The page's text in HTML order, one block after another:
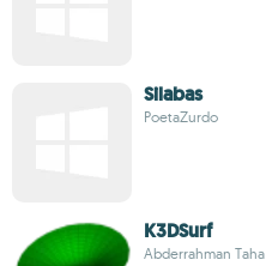
Silabas
PoetaZurdo
K3DSurf
Abderrahman Taha